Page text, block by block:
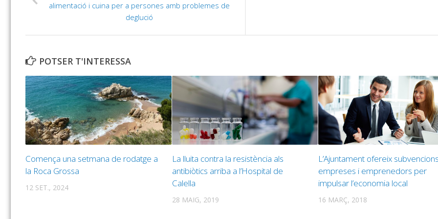
alimentació i cuina per a persones amb problemes de
deglució
POTSER T'INTERESSA
Comença una setmana de rodatge a
la Roca Grossa
12 SET., 2024
La lluita contra la resistència als
antibiòtics arriba a l’Hospital de
Calella
28 MAIG, 2019
L’Ajuntament ofereix
empreses i emprenedors per
impulsar l’economia local
16 MARÇ, 2018